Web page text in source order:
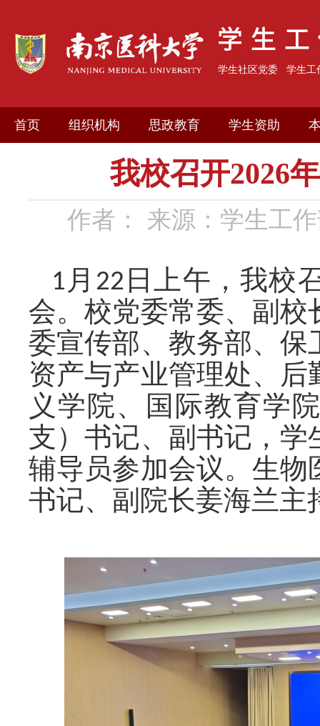
学生社区党委 学生工
首页 组织机构 思政教育 学生资助
我校召开2026
作者： 来源：学生工
1月 22 日上午，我校
会。校党委常委、副校
委宣传部、教务部、保
资产与产业管理处、
义学院、国际教育学
支）书记、 副书记，学
辅导员参加会议。生物
书记、副院长姜海兰主